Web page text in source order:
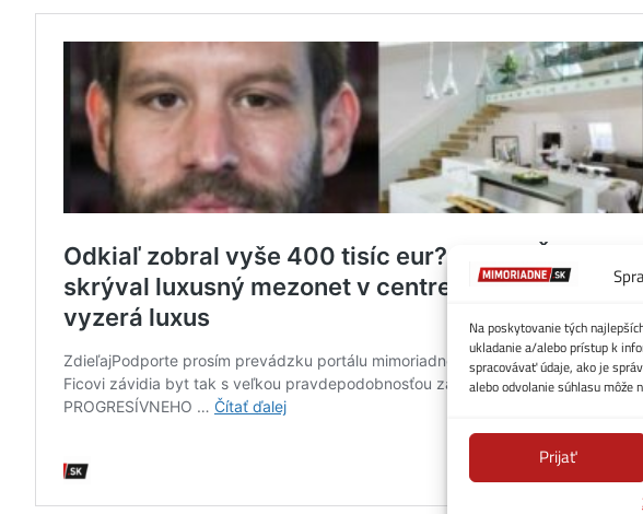
Na poskytovanie tých
ukladanie a/alebo prístup k
spracovávať údaje, ako je
alebo odvolanie súhlasu
Prijať